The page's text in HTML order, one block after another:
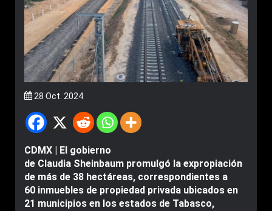
28 Oct. 2024
CDMX | El gobierno
de Claudia Sheinbaum promulgó la expropiación
de más de 38 hectáreas, correspondientes a
60 inmuebles de propiedad privada ubicados en
21 municipios en los estados de Tabasco,